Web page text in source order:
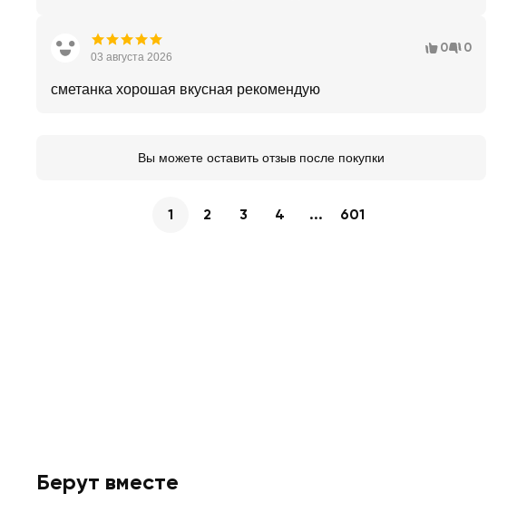
03 августа 2026
0 0
сметанка хорошая вкусная рекомендую
Вы можете оставить отзыв после покупки
1 2 3 4 ... 601
Берут вместе